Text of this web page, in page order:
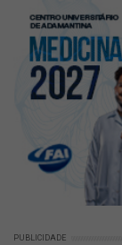
PUBLICIDADE